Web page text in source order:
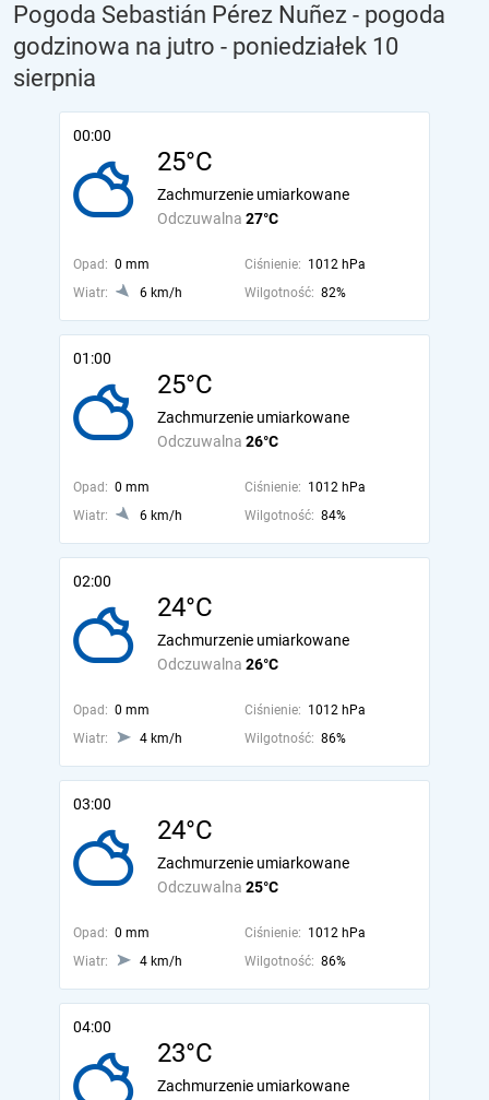
Pogoda Sebastián Pérez Nuñez - pogoda
godzinowa na jutro - poniedziałek 10
sierpnia
00:00
25°C
Odczuwalna 27°C
Zachmurzenie umiarkowane
Opad: 0 mm Ciśnienie: 1012 hPa
Wiatr:
6 km/h Wilgotność: 82%
01:00
25°C
Odczuwalna 26°C
Zachmurzenie umiarkowane
Opad: 0 mm Ciśnienie: 1012 hPa
Wiatr:
6 km/h Wilgotność: 84%
02:00
24°C
Odczuwalna 26°C
Zachmurzenie umiarkowane
Opad: 0 mm Ciśnienie: 1012 hPa
Wiatr:
4 km/h Wilgotność: 86%
03:00
24°C
Odczuwalna 25°C
Zachmurzenie umiarkowane
Opad: 0 mm Ciśnienie: 1012 hPa
Wiatr:
4 km/h Wilgotność: 86%
04:00
23°C
Zachmurzenie umiarkowane